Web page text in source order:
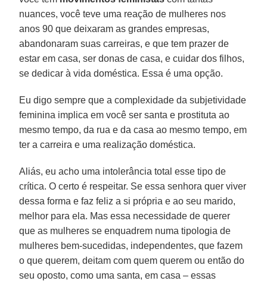
nuances, você teve uma reação de mulheres nos
anos 90 que deixaram as grandes empresas,
abandonaram suas carreiras, e que tem prazer de
estar em casa, ser donas de casa, e cuidar dos filhos,
se dedicar à vida doméstica. Essa é uma opção.
Eu digo sempre que a complexidade da subjetividade
feminina implica em você ser santa e prostituta ao
mesmo tempo, da rua e da casa ao mesmo tempo, em
ter a carreira e uma realização doméstica.
Aliás, eu acho uma intolerância total esse tipo de
crítica. O certo é respeitar. Se essa senhora quer viver
dessa forma e faz feliz a si própria e ao seu marido,
melhor para ela. Mas essa necessidade de querer
que as mulheres se enquadrem numa tipologia de
mulheres bem-sucedidas, independentes, que fazem
o que querem, deitam com quem querem ou então do
seu oposto, como uma santa, em casa – essas